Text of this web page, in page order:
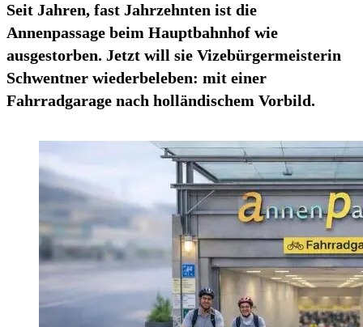
Seit Jahren, fast Jahrzehnten ist die
Annenpassage beim Hauptbahnhof wie
ausgestorben. Jetzt will sie Vizebürgermeisterin
Schwentner wiederbeleben: mit einer
Fahrradgarage nach holländischem Vorbild.